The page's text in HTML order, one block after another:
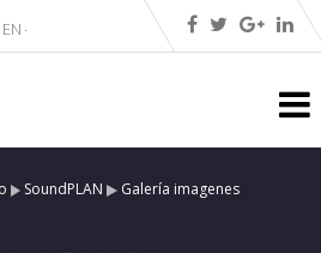
EN ·
SoundPLAN Galería imagenes